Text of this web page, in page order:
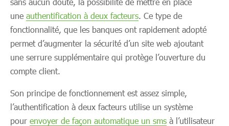
une authentification à deux facteurs. Ce type de
fonctionnalité, que les banques ont rapidement adopté
permet d’augmenter la sécurité d’un site web ajoutant
une serrure supplémentaire qui protège l’ouverture du
compte client.
Son principe de fonctionnement est assez simple,
l’authentification à deux facteurs utilise un système
pour envoyer de façon automatique un sms à l’utilisateur